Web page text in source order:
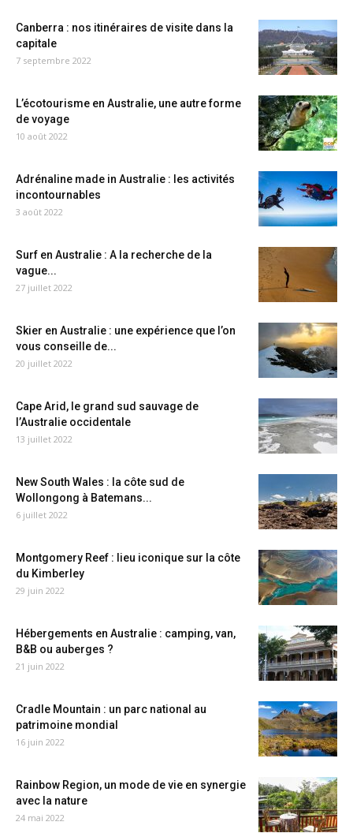
Canberra : nos itinéraires de visite dans la
capitale
7 septembre 2022
L’écotourisme en Australie, une autre forme
de voyage
10 août 2022
Adrénaline made in Australie : les activités
incontournables
3 août 2022
Surf en Australie : A la recherche de la
vague...
27 juillet 2022
Skier en Australie : une expérience que l’on
vous conseille de...
20 juillet 2022
Cape Arid, le grand sud sauvage de
l’Australie occidentale
13 juillet 2022
New South Wales : la côte sud de
Wollongong à Batemans...
6 juillet 2022
Montgomery Reef : lieu iconique sur la côte
du Kimberley
29 juin 2022
Hébergements en Australie : camping, van,
B&B ou auberges ?
21 juin 2022
Cradle Mountain : un parc national au
patrimoine mondial
16 juin 2022
Rainbow Region, un mode de vie en synergie
avec la nature
24 mai 2022